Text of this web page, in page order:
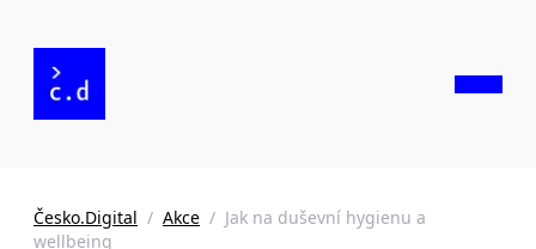
Česko.Digital / Akce / Jak na duševní hygienu a
wellbeing